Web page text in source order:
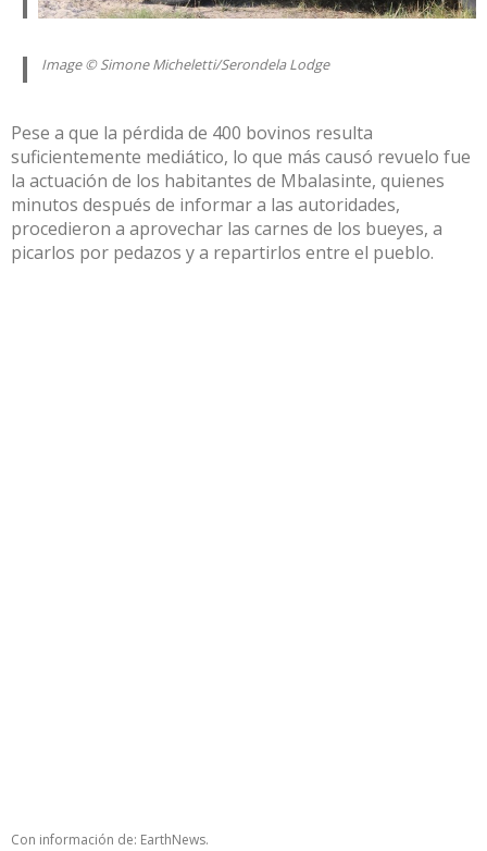
Image © Simone Micheletti/Serondela Lodge
Pese a que la pérdida de 400 bovinos resulta
suficientemente mediático, lo que más causó revuelo fue
la actuación de los habitantes de Mbalasinte, quienes
minutos después de informar a las autoridades,
procedieron a aprovechar las carnes de los bueyes, a
picarlos por pedazos y a repartirlos entre el pueblo.
Con información de: EarthNews.